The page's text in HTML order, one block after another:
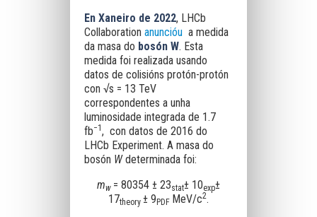
En Xaneiro de 2022, LHCb
Collaboration anuncióua medida
da masa do bosón W. Esta
medida foi realizada usando
datos de colisións protón-protón
con √s = 13 TeV
correspondentes a unha
luminosidade integrada de 1.7
fb−1, con datos de 2016 do
LHCb Experiment. A masa do
bosón Wdeterminada foi:
mw = 80354 ± 23stat± 10exp±
17theory ± 9 PDF MeV/c2.